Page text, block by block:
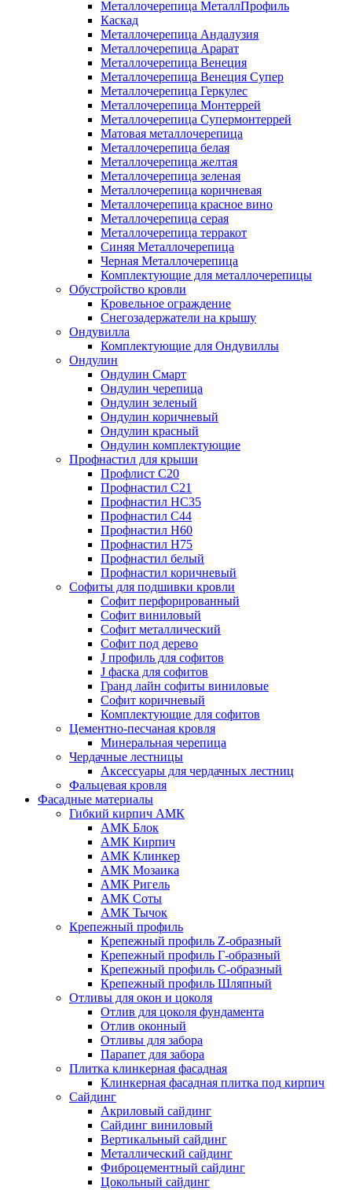
Металлочерепица МеталлПрофиль
Каскад
Металлочерепица Андалузия
Металлочерепица Арарат
Металлочерепица Венеция
Металлочерепица Венеция Супер
Металлочерепица Геркулес
Металлочерепица Монтеррей
Металлочерепица Супермонтеррей
Матовая металлочерепица
Металлочерепица белая
Металлочерепица желтая
Металлочерепица зеленая
Металлочерепица коричневая
Металлочерепица красное вино
Металлочерепица серая
Металлочерепица терракот
Синяя Металлочерепица
Черная Металлочерепица
Комплектующие для металлочерепицы
Обустройство кровли
Кровельное ограждение
Снегозадержатели на крышу
Ондувилла
Комплектующие для Ондувиллы
Ондулин
Ондулин Смарт
Ондулин черепица
Ондулин зеленый
Ондулин коричневый
Ондулин красный
Ондулин комплектующие
Профнастил для крыши
Профлист С20
Профнастил С21
Профнастил НС35
Профнастил С44
Профнастил Н60
Профнастил Н75
Профнастил белый
Профнастил коричневый
Софиты для подшивки кровли
Cофит перфорированный
Софит виниловый
Софит металлический
Софит под дерево
J профиль для софитов
J фаска для софитов
Гранд лайн софиты виниловые
Софит коричневый
Комплектующие для софитов
Цементно-песчаная кровля
Минеральная черепица
Чердачные лестницы
Аксессуары для чердачных лестниц
Фальцевая кровля
Фасадные материалы
Гибкий кирпич АМК
АМК Блок
АМК Кирпич
АМК Клинкер
АМК Мозаика
АМК Ригель
АМК Соты
АМК Тычок
Крепежный профиль
Крепежный профиль Z-образный
Крепежный профиль Г-образный
Крепежный профиль С-образный
Крепежный профиль Шляпный
Отливы для окон и цоколя
Отлив для цоколя фундамента
Отлив оконный
Отливы для забора
Парапет для забора
Плитка клинкерная фасадная
Клинкерная фасадная плитка под кирпич
Сайдинг
Акриловый сайдинг
Сайдинг виниловый
Вертикальный сайдинг
Металлический сайдинг
Фиброцементный сайдинг
Цокольный сайдинг